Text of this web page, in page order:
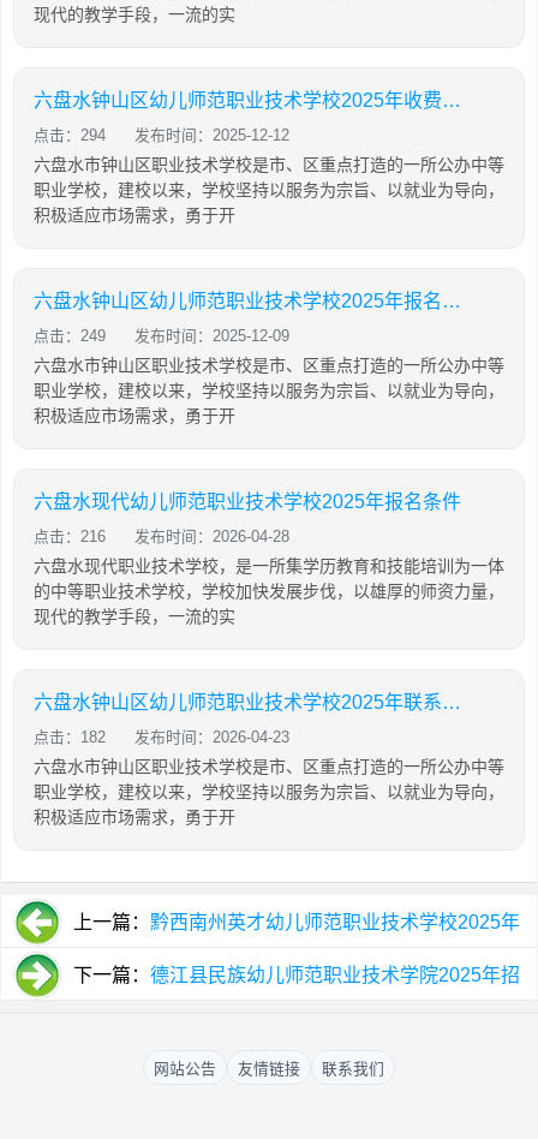
现代的教学手段，一流的实
六盘水钟山区幼儿师范职业技术学校2025年收费、收费多少
点击：294 发布时间：2025-12-12
六盘水市钟山区职业技术学校是市、区重点打造的一所公办中等
职业学校，建校以来，学校坚持以服务为宗旨、以就业为导向，
积极适应市场需求，勇于开
六盘水钟山区幼儿师范职业技术学校2025年报名条件
点击：249 发布时间：2025-12-09
六盘水市钟山区职业技术学校是市、区重点打造的一所公办中等
职业学校，建校以来，学校坚持以服务为宗旨、以就业为导向，
积极适应市场需求，勇于开
六盘水现代幼儿师范职业技术学校2025年报名条件
点击：216 发布时间：2026-04-28
六盘水现代职业技术学校，是一所集学历教育和技能培训为一体
的中等职业技术学校，学校加快发展步伐，以雄厚的师资力量，
现代的教学手段，一流的实
六盘水钟山区幼儿师范职业技术学校2025年联系电话
点击：182 发布时间：2026-04-23
六盘水市钟山区职业技术学校是市、区重点打造的一所公办中等
职业学校，建校以来，学校坚持以服务为宗旨、以就业为导向，
积极适应市场需求，勇于开
上一篇： 黔西南州英才幼儿师范职业技术学校2025年
招生计划下一篇： 德江县民族幼儿师范职业技术学院2025年招
网站公告 友情链接 联系我们